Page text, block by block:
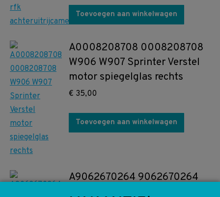
Toevoegen aan winkelwagen
A0008208708 0008208708
W906 W907 Sprinter Verstel
motor spiegelglas rechts
€ 35,00
Toevoegen aan winkelwagen
A9062670264 9062670264